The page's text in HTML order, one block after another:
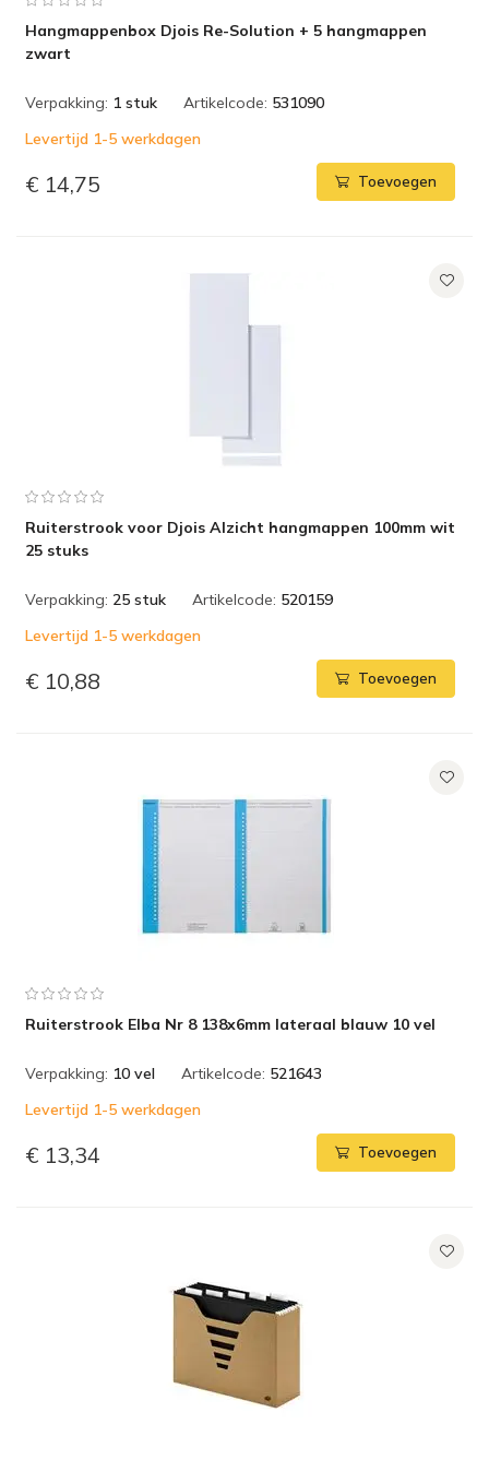
Hangmappenbox Djois Re-Solution + 5 hangmappen
zwart
Verpakking: 1 stuk Artikelcode: 531090
Levertijd 1-5 werkdagen
€ 14,75 Toevoegen
Ruiterstrook voor Djois Alzicht hangmappen 100mm wit
25 stuks
Verpakking: 25 stuk Artikelcode: 520159
Levertijd 1-5 werkdagen
€ 10,88 Toevoegen
Ruiterstrook Elba Nr 8 138x6mm lateraal blauw 10 vel
Verpakking: 10 vel Artikelcode: 521643
Levertijd 1-5 werkdagen
€ 13,34 Toevoegen